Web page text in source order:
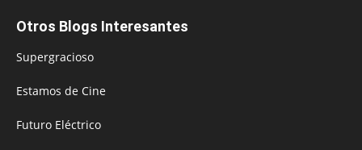
Otros Blogs Interesantes
Supergracioso
Estamos de Cine
Futuro Eléctrico